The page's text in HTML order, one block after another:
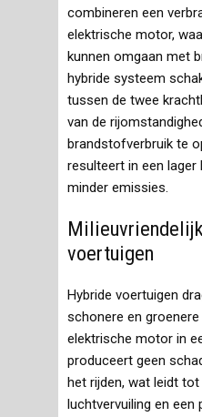
combineren een
elektrische motor,
kunnen omgaan met
hybride systeem
tussen de twee
van de
brandstofverbruik te
resulteert in een
minder emissies.
voertuigen
Hybride voertuigen
schonere en groenere
elektrische motor in
produceert geen
het rijden, wat leidt tot
luchtvervuiling en